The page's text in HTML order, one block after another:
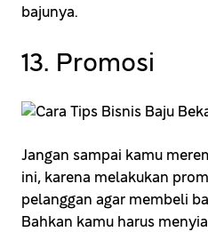
bajunya.
13. Promosi
Jangan sampai kamu
ini, karena melakukan
pelanggan agar membeli
Bahkan kamu harus